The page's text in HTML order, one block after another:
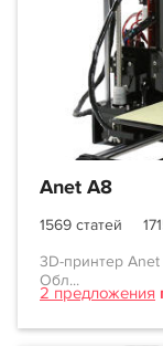
Anet A8
1569 статей
3D-принтер
Обл...
2 предложения